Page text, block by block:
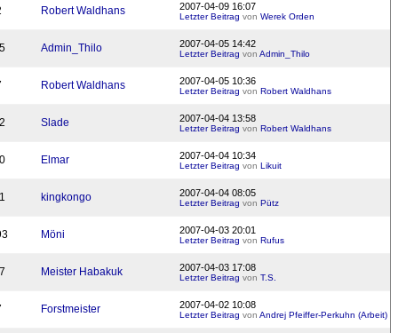
Robert Waldhans 2007-04-09 16:07
Letzter Beitrag von Werek Orden
Admin_Thilo 2007-04-05 14:42
Letzter Beitrag von Admin_Thilo
Robert Waldhans 2007-04-05 10:36
Letzter Beitrag von Robert Waldhans
Slade 2007-04-04 13:58
Letzter Beitrag von Robert Waldhans
Elmar 2007-04-04 10:34
Letzter Beitrag von Likuit
kingkongo 2007-04-04 08:05
Letzter Beitrag von Pütz
Möni 2007-04-03 20:01
Letzter Beitrag von Rufus
Meister Habakuk 2007-04-03 17:08
Letzter Beitrag von T.S.
Forstmeister 2007-04-02 10:08
Letzter Beitrag von Andrej Pfeiffer-Perkuhn (Arbeit)